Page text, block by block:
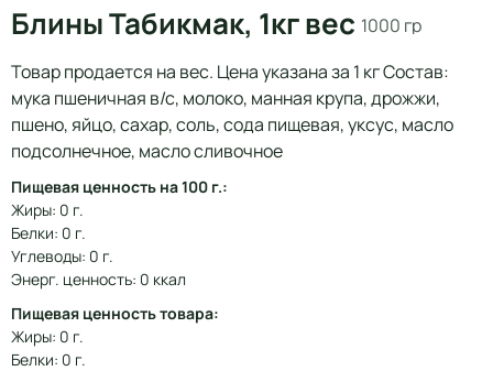
Блины Табикмак, 1кг вес 1000 гр
Товар продается на вес. Цена указана за 1 кг Состав:
мука пшеничная в/с, молоко, манная крупа, дрожжи,
пшено, яйцо, сахар, соль, сода пищевая, уксус, масло
подсолнечное, масло сливочное
Пищевая ценность на 100 г.:
Жиры: 0 г.
Белки: 0 г.
Углеводы: 0 г.
Энерг. ценность: 0 ккал
Пищевая ценность товара:
Жиры: 0 г.
Белки: 0 г.